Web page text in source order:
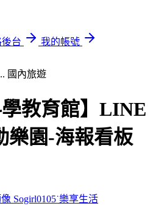
台
我的帳號
國內旅遊
學教育館】LINE
樂園-海報看板
Sogirl0105˙樂享生活